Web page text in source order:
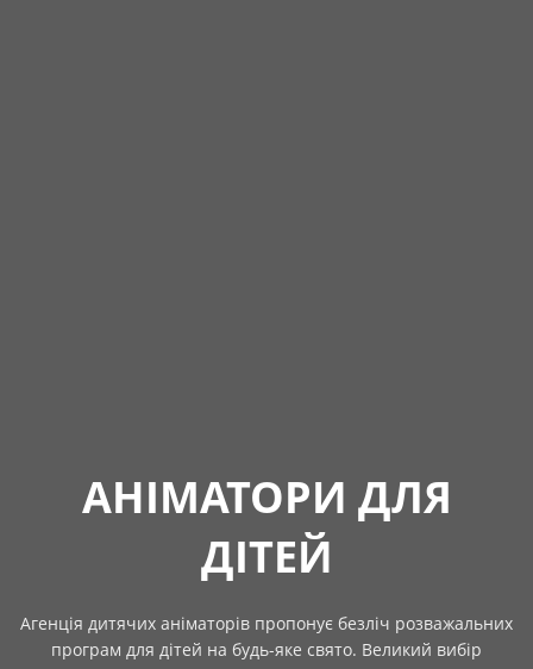
АНІМАТОРИ ДЛЯ
ДІТЕЙ
Агенція дитячих аніматорів пропонує безліч розважальних
програм для дітей на будь-яке свято. Великий вибір